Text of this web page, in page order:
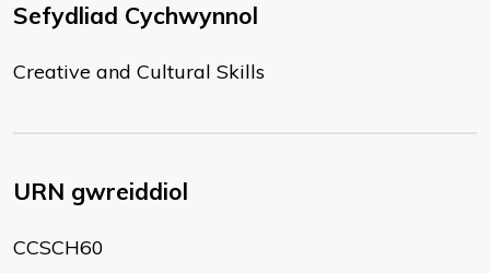
Sefydliad Cychwynnol
Creative and Cultural Skills
URN gwreiddiol
CCSCH60